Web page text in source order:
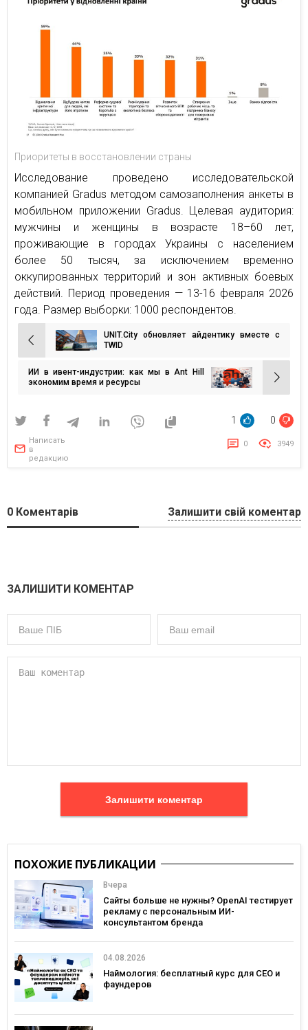
Приоритеты в восстановлении страны
Исследование проведено исследовательской
компанией Gradus методом самозаполнения анкеты в
мобильном приложении Gradus. Целевая аудитория:
мужчины и женщины в возрасте 18–60 лет,
проживающие в городах Украины с населением
более 50 тысяч, за исключением временно
оккупированных территорий и зон активных боевых
действий. Период проведения — 13-16 февраля 2026
года. Размер выборки: 1000 респондентов.
Навигация
по
записям
UNIT.City обновляет айдентику вместе с
TWID
ИИ в ивент-индустрии: как мы в Ant Hill
экономим время и ресурсы
1 0
Написать
в
редакцию
0 3949
0 Коментарів Залишити свій коментар
ЗАЛИШИТИ КОМЕНТАР
Залишити коментар
ПОХОЖИЕ ПУБЛИКАЦИИ
Вчера
Сайты больше не нужны? OpenAI тестирует
рекламу с персональным ИИ-
консультантом бренда
04.08.2026
Наймология: бесплатный курс для CEO и
фаундеров